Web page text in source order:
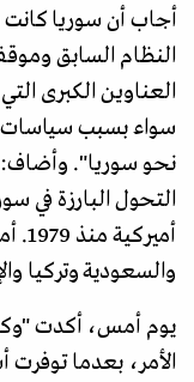
أجاب أن سوريا
النظام السابق
العناوين الكبرى
سواء بسبب
نحو سوريا". وأضاف:
التحول البارزة في
والسعودية وتركيا
يوم أمس، أكدت
الأمر، بعدما